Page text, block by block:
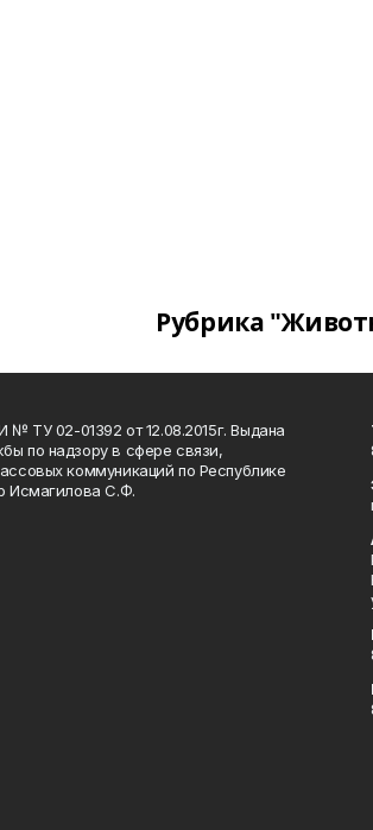
Рубрика
№ ТУ 02-01392 от 12.08.2015г. Выдана
по надзору в сфере связи,
коммуникаций по Республике
Исмагилова С.Ф.